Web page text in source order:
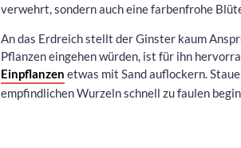
verwehrt, sondern auch eine farbenfrohe
An das Erdreich stellt der Ginster kaum
Pflanzen eingehen würden, ist für ihn
Einpflanzen etwas mit Sand auflockern.
empfindlichen Wurzeln schnell zu faulen